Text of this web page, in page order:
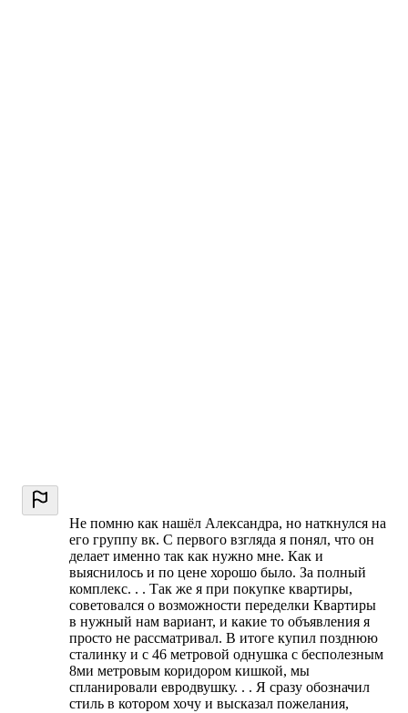
Не помню как нашёл Александра, но наткнулся на
его группу вк. С первого взгляда я понял, что он
делает именно так как нужно мне. Как и
выяснилось и по цене хорошо было. За полный
комплекс. . . Так же я при покупке квартиры,
советовался о возможности переделки Квартиры
в нужный нам вариант, и какие то объявления я
просто не рассматривал. В итоге купил позднюю
сталинку и с 46 метровой однушка с бесполезным
8ми метровым коридором кишкой, мы
спланировали евродвушку. . . Я сразу обозначил
стиль в котором хочу и высказал пожелания,